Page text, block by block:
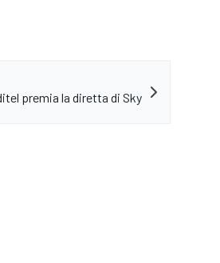
premia la diretta di Sky